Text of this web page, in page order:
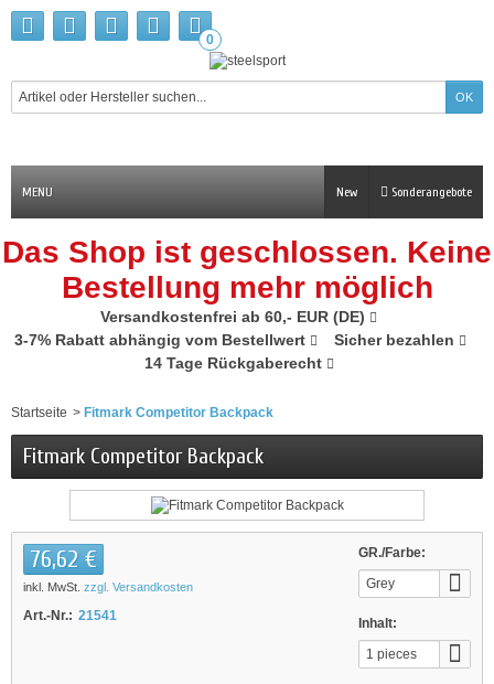
0
MENU Sonderangebote
New
Das Shop ist geschlossen. Keine
Bestellung mehr möglich
Versandkostenfrei ab 60,- EUR (DE)
3-7% Rabatt abhängig vom Bestellwert
Sicher bezahlen
14 Tage Rückgaberecht
Startseite > Fitmark Competitor Backpack
Fitmark Competitor Backpack
GR./Farbe:
Grey
Inhalt:
1 pieces
76,62 €
inkl. MwSt. zzgl. Versandkosten
Art.-Nr.: 21541